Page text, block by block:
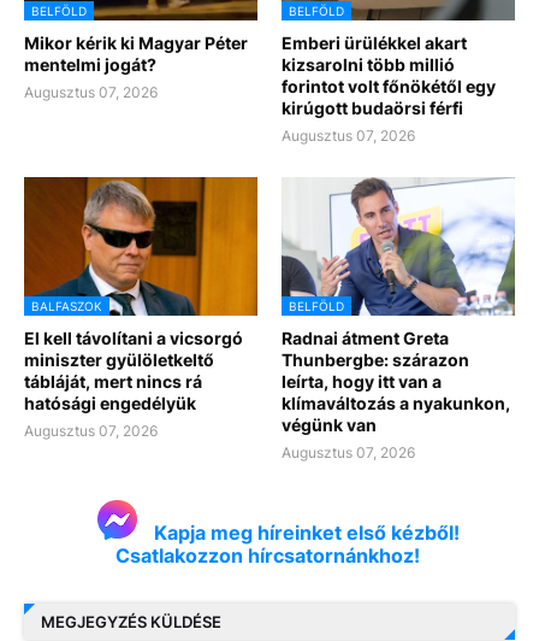
BELFÖLD
Mikor kérik ki Magyar Péter
mentelmi jogát?
Augusztus 07, 2026
BELFÖLD
Emberi ürülékkel akart
kizsarolni több millió
forintot volt főnökétől egy
kirúgott budaörsi férfi
Augusztus 07, 2026
BALFASZOK
El kell távolítani a vicsorgó
miniszter gyülöletkeltő
tábláját, mert nincs rá
hatósági engedélyük
Augusztus 07, 2026
BELFÖLD
Radnai átment Greta
Thunbergbe: szárazon
leírta, hogy itt van a
klímaváltozás a nyakunkon,
végünk van
Augusztus 07, 2026
Kapja meg híreinket első kézből!
Csatlakozzon hírcsatornánkhoz!
MEGJEGYZÉS KÜLDÉSE